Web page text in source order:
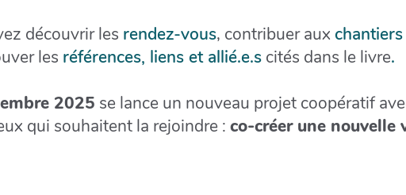
découvrir les rendez-vous, contribuer aux chantiers
les références, liens et allié.e.s cités dans le livre.
2025 se lance un nouveau projet coopératif
qui souhaitent la rejoindre : co-créer une